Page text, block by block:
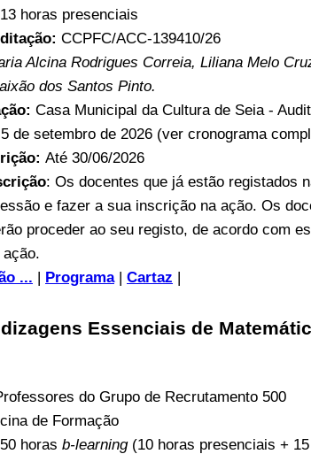
13 horas presenciais
CCPFC/ACC-139410/26
Alcina Rodrigues Correia, Liliana Melo
dos Santos Pinto.
Casa Municipal da Cultura de Seia -
de setembro de 2026 (ver cronograma
Até 30/06/2026
: Os docentes que já estão registados
e fazer a sua inscrição na ação. Os
proceder ao seu registo, de acordo com
... | Programa| Cartaz |
Essenciais de
do Grupo de Recrutamento 500
de Formação
50 horas b-learning(10 horas presenciais +